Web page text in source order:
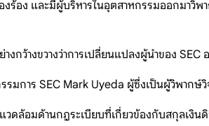
ร้อง และมีผู้บริหารในอุตสาหกรรมออกมา
ว้างขวางว่าการเปลี่ยนแปลงผู้นำของ
มการ SEC Mark Uyeda ผู้ซึ่งเป็นผู้วิพาก
ดล้อมด้านกฎระเบียบที่เกี่ยวข้องกับสกุลเงิ